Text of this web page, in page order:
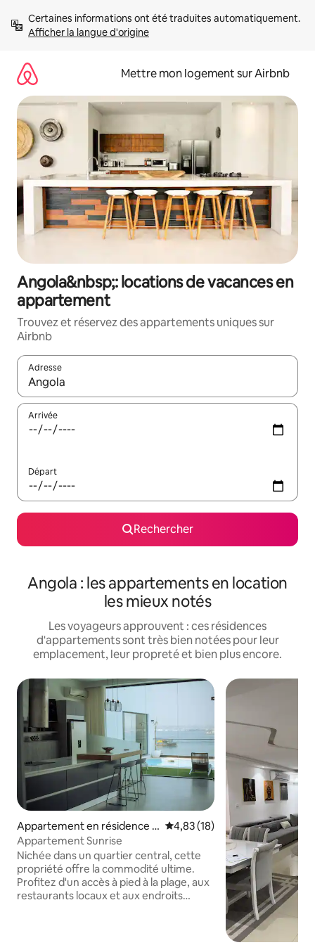
directement
Afficher la langue d'origine
Mettre mon logement sur Airbnb
Angola&nbsp;: locations de vacances en
appartement
Trouvez et réservez des appartements uniques sur
Airbnb
Adresse
Lorsque les résultats s'affichent, utilisez les flèches vers le
Arrivée
Départ
Rechercher
Angola : les appartements en location
les mieux notés
Les voyageurs approuvent : ces résidences
d'appartements sont très bien notées pour leur
emplacement, leur propreté et bien plus encore.
Appartement en résidence ⋅
Luanda
Évaluation moyenne sur la
4,83 (18)
Appartement Sunrise
Nichée dans un quartier central, cette
propriété offre la commodité ultime.
Profitez d'un accès à pied à la plage, aux
restaurants locaux et aux endroits